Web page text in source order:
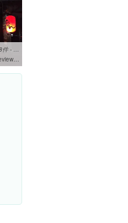
とりけん 駅前店 (徳島市) の口コミ8件 - トリップアドバイザー